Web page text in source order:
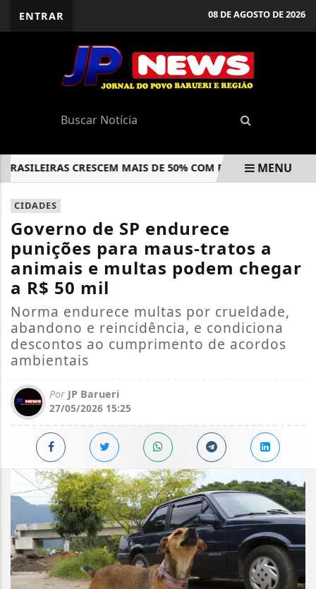
ENTRAR 08 DE AGOSTO DE 2026
CRESCEM MAIS DE 50% COM RECUPERAÇÃO
EM ALTA
MENU
CIDADES
Governo de SP endurece
punições para maus-tratos a
animais e multas podem chegar
a R$ 50 mil
Norma endurece multas por crueldade,
abandono e reincidência, e condiciona
descontos ao cumprimento de acordos
ambientais
Por JP Barueri
27/05/2026 15:25